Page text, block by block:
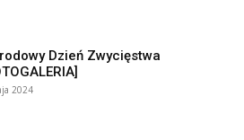
Dzień Zwycięstwa
2024